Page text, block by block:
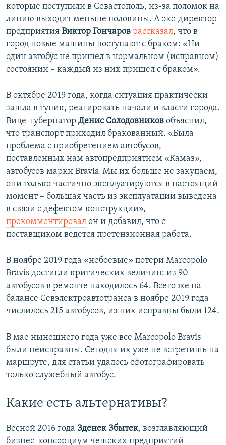
которые поступили в Севастополь, из-за поломок на
линию выходит меньше половины. А экс-директор
предприятия Виктор Гончаров рассказал, что в
город новые машины поступают с браком: «Ни
один автобус не пришел в нормальном (исправном)
состоянии – каждый из них пришел с браком».
В октябре 2019 года, когда ситуация практически
зашла в тупик, реагировать начали и власти города.
Вице-губернатор Денис Солодовников объяснил,
что транспорт приходил бракованный. «Была
проблема с приобретением автобусов,
поставленных нам автопредприятием «Камаз»,
автобусов марки Bravis. Мы их больше не закупаем,
они только частично эксплуатируются в настоящий
момент – большая часть из эксплуатации выведена
в связи с дефектом конструкции», –
прокомментировал он и добавил, что с
поставщиком ведется претензионная работа.
В ноябре 2019 года «небоевые» потери Marcopolo
Bravis достигли критических величин: из 90
автобусов в ремонте находилось 64. Всего же на
балансе Севэлектроавтотранса в ноябре 2019 года
числилось 215 автобусов, из них исправны были 124.
В мае нынешнего года уже все Marcopolo Bravis
были неисправны. Сегодня их уже не встретишь на
маршруте, для статьи удалось сфотографировать
только служебный автобус.
Какие есть альтернативы?
Весной 2016 года Зденек Збытек, возглавляющий
бизнес-консорциум чешских предприятий